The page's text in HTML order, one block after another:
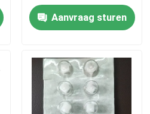
Aanvraag sturen